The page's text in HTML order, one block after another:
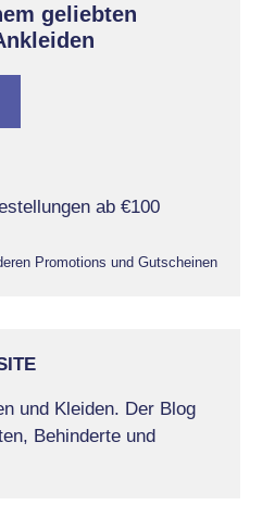
geliebten
ab €100
Promotions und Gutscheinen
und Kleiden. Der Blog
Behinderte und